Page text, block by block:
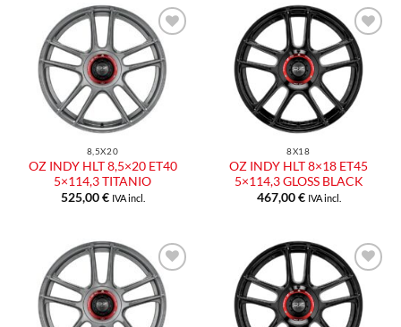
Aggiungi
alla lista
dei
desideri
8,5X20
OZ INDY HLT 8,5×20 ET40
5×114,3 TITANIO
525,00€ IVA incl.
Aggiungi
alla lista
dei
desideri
8X18
OZ INDY HLT 8×18 ET45
5×114,3 GLOSS BLACK
467,00€ IVA incl.
Aggiungi
alla lista
dei
desideri
Aggiungi
alla lista
dei
desideri